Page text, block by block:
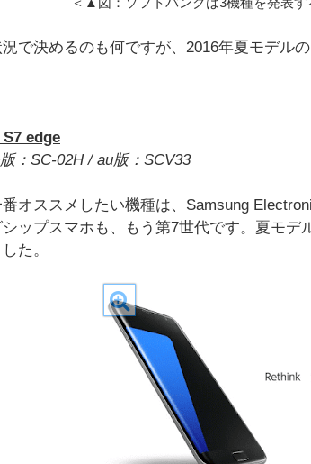
で決めるのも何ですが、2016年夏モデル
edge
：SC-02H / au版：SCV33
オススメしたい機種は、Samsung
ップスマホも、もう第7世代です。夏モデ
た。